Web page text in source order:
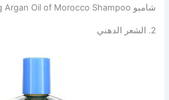
شامبو OGX Renewing Argan Oil of Morocco Shampoo
2. الشعر الدهني